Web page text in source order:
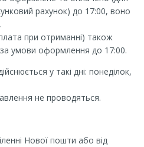
рахунок) до 17:00, воно
при отриманні) також
умови оформлення до 17:00.
у такі дні: понеділок,
не проводяться.
Нової пошти або від